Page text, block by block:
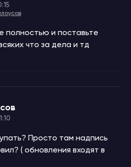
полностью и поставьте
что за дела и тд
Просто там надпись
( обновления входят в